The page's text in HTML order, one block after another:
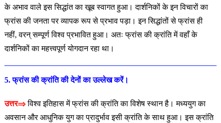
के अभाव वाले इस सिद्धांत का खूब स्वागत हुआ। दार्शनिकों के इन विचारों का
फ्रांस की जनता पर व्यापक रूप से प्रभाव पड़ा। इन सिद्धांतों से फ्रांस ही
नहीं, वरन् सम्पूर्ण विश्व प्रभावित हुआ। अतः फ्रांस की क्रांति में वहाँ के
दार्शनिकों का महत्त्वपूर्ण योगदानरहा था।
5. फ्रांस की क्रांति की देनों का उल्लेख करें।
उत्तर⇒विश्व इतिहास में फ्रांस की क्रांति का विशेष स्थान है। मध्ययुग का
अवसान और आधुनिक युग का प्रादुर्भाव इसी क्रांति के साथ हुआ। इस क्रांति